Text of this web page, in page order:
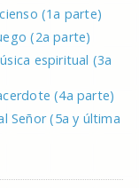
(1a parte)
(2a parte)
espiritual (3a
(4a parte)
Señor (5a y última